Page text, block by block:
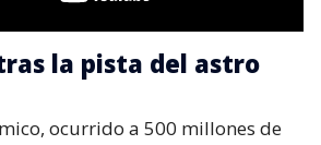
la pista del astro
ocurrido a 500 millones de